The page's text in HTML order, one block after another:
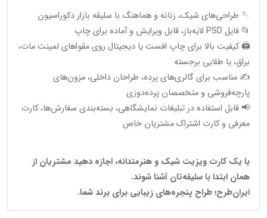
🪡 طراحی‌های شیک، زنانه و هماهنگ با سلیقه بازار دکوراسیون
📂 فایل PSD لایه‌باز، قابل ویرایش و آماده برای چاپ
🖨 کیفیت بالا برای چاپ افست یا دیجیتال روی مقواهای لمینت مات،
براق، یا طلایی برجسته
✍️ مناسب برای گالری‌های پرده، طراحان داخلی، مزون‌های
پارچه‌فروشی و متخصصان پرده‌دوزی
📢 قابل استفاده در تبلیغات نمایشگاهی، بسته‌بندی سفارش‌ها، کارت
معرفی و کارت اشتراک مشتریان خاص
با یک کارت ویزیت شیک و هنرمندانه، اجازه دهید مشتریان از
همان ابتدا با سلیقه‌تان آشنا شوند.
ایران‌طرح؛ طراح پنجره‌های زیبایی برای برند شما.